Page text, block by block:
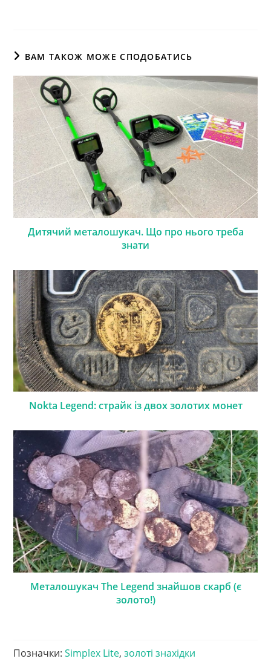
ВАМ ТАКОЖ МОЖЕ СПОДОБАТИСЬ
Дитячий металошукач. Що про нього треба
знати
Nokta Legend: страйк із двох золотих монет
Металошукач The Legend знайшов скарб (є
золото!)
Позначки:Simplex Lite, золоті знахідки